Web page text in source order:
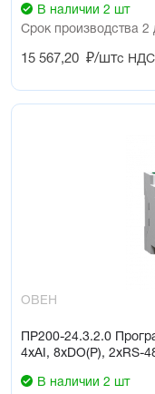
В наличии 2 шт
Срок производства 2
15 567,20 ₽/штс НДС
ОВЕН
ПР200-24.3.2.0
4xAI, 8xDO(Р), 2xRS-
В наличии 2 шт